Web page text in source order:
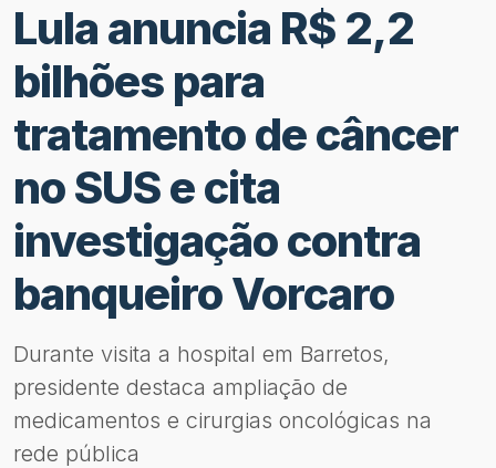
Lula anuncia R$ 2,2
bilhões para
tratamento de câncer
no SUS e cita
investigação contra
banqueiro Vorcaro
Durante visita a hospital em Barretos,
presidente destaca ampliação de
medicamentos e cirurgias oncológicas na
rede pública